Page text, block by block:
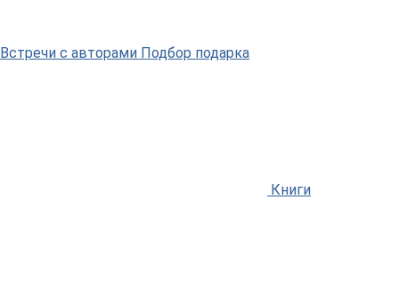
Встречи с авторами Подбор подарка
Книги